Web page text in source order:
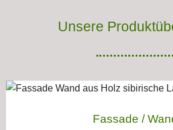
Unsere
Fassade /